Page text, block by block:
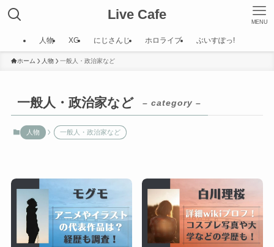
Live Cafe MENU
人物 XG にじさんじ ホロライブ ぶいすぽっ!
ホーム 人物 一般人・政治家など
一般人・政治家など – category –
人物 一般人・政治家など